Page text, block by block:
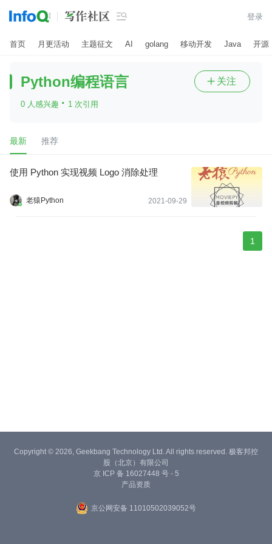
 登录
首页 月更活动 主题征文 AI golang 移动开发 Java 开源
Python编程语言
0 人感兴趣 · 1 次引用
 关注
最新 推荐
使用 Python 实现视频 Logo 消除处理
老猿Python 2021-09-29
1
Copyright © 2026, Geekbang Technology Ltd. All rights reserved. 极客邦控
股（北京）有限公司
京 ICP 备 16027448 号 - 5
产品资质
京公网安备 11010502039052号